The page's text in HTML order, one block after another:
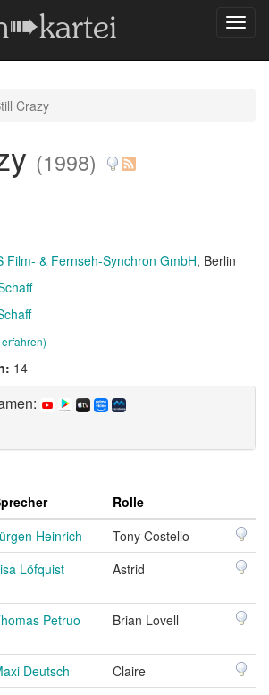
Crazy
(1998)
Film- & Fernseh-Synchron GmbH, Berlin
14
Rolle
Heinrich
Tony Costello
Löfquist Astrid
Petruo Brian Lovell
Deutsch
Claire